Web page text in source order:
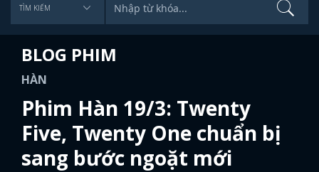
BLOG PHIM
HÀN
Phim Hàn 19/3: Twenty
Five, Twenty One chuẩn bị
sang bước ngoặt mới